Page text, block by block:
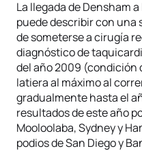
La llegada de Densham
puede describir con una
de someterse a cirugía
diagnóstico de
del año 2009 (condición
latiera al máximo al
gradualmente hasta el
resultados de este año
Mooloolaba, Sydney y
podios de San Diego y